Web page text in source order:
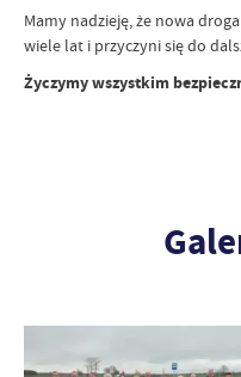
Mamy nadzieję, że nowa
wiele lat i przyczyni się do
Życzymy wszystkim